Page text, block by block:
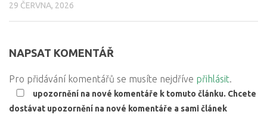
29 ČERVNA, 2026
NAPSAT KOMENTÁŘ
Pro přidávání komentářů se musíte nejdříve přihlásit.
upozornění na nové komentáře k tomuto článku. Chcete
dostávat upozornění na nové komentáře a sami článek